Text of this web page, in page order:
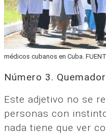
médicos cubanos en Cuba.
Número 3. Quemador
Este adjetivo no se
personas con
nada tiene que ver